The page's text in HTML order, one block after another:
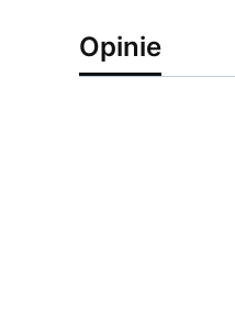
Opinie